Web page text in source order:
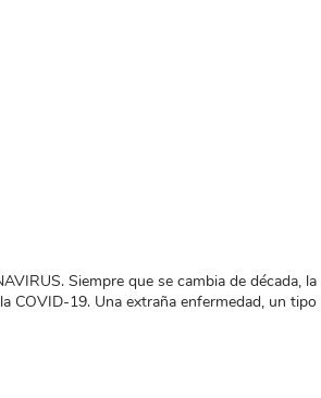
Siempre que se cambia de
COVID-19. Una extraña enfermedad, un tipo